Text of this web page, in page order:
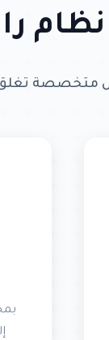
نظام
متخصصة تغلق